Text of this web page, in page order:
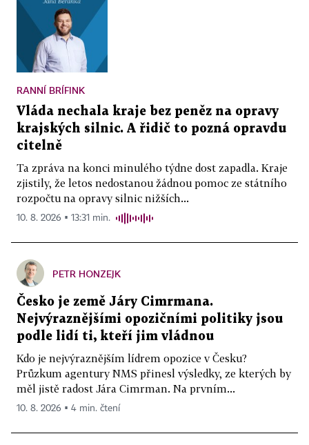
RANNÍ BRÍFINK
Vláda nechala kraje bez peněz na opravy
krajských silnic. A řidič to pozná opravdu
citelně
Ta zpráva na konci minulého týdne dost zapadla. Kraje
zjistily, že letos nedostanou žádnou pomoc ze státního
rozpočtu na opravy silnic nižších...
10. 8. 2026 ▪ 13:31 min.
PETR HONZEJK
Česko je země Járy Cimrmana.
Nejvýraznějšími opozičními politiky jsou
podle lidí ti, kteří jim vládnou
Kdo je nejvýraznějším lídrem opozice v Česku?
Průzkum agentury NMS přinesl výsledky, ze kterých by
měl jistě radost Jára Cimrman. Na prvním...
10. 8. 2026 ▪ 4 min. čtení